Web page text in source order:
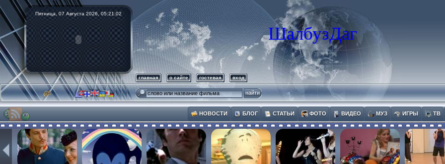
Пятница, 07 Августа 2026, 05:21:03
ШалбузДаг
главная о сайте гостевая вход
НОВОСТИ БЛОГ СТАТЬИ ФОТО ВИДЕО МУЗ ИГРЫ ТВ